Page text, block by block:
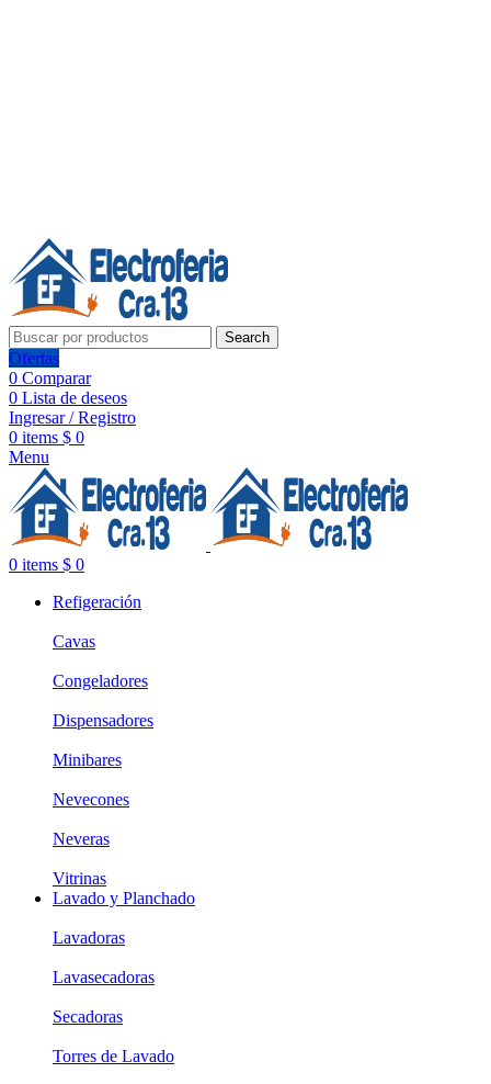
Search
Ofertas
0 Comparar
0 Lista de deseos
Ingresar / Registro
0 items $ 0
Menu
0 items $ 0
Refigeración
Cavas
Congeladores
Dispensadores
Minibares
Nevecones
Neveras
Vitrinas
Lavado y Planchado
Lavadoras
Lavasecadoras
Secadoras
Torres de Lavado